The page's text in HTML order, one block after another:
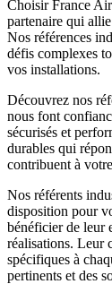
Choisir France
partenaire qui
Nos références
défis complexes
vos installations.
Découvrez nos
nous font
sécurisés et
durables qui
contribuent à
Nos référents
disposition pour
bénéficier de leur
réalisations. Leur
spécifiques à
pertinents et des